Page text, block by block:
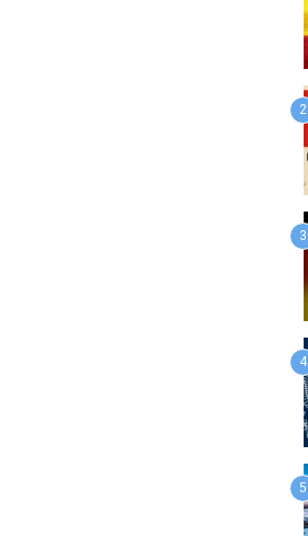
2
3
4
5